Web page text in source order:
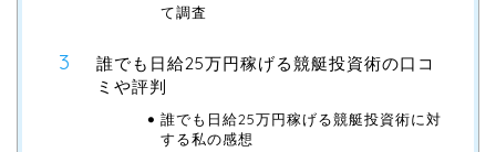
て調査
誰でも日給25万円稼げる競艇投資術の口コ
ミや評判
誰でも日給25万円稼げる競艇投資術に対
する私の感想